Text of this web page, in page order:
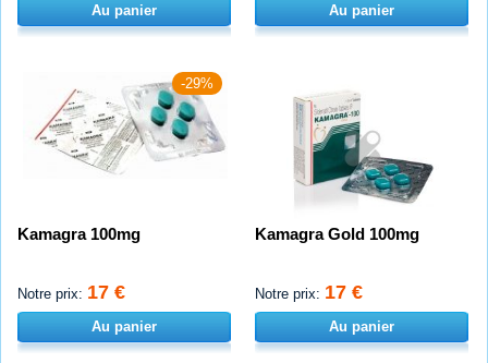
Au panier Au panier
-29%
Kamagra 100mg
Notre prix: 17 €
Au panier
Kamagra Gold 100mg
Notre prix: 17 €
Au panier